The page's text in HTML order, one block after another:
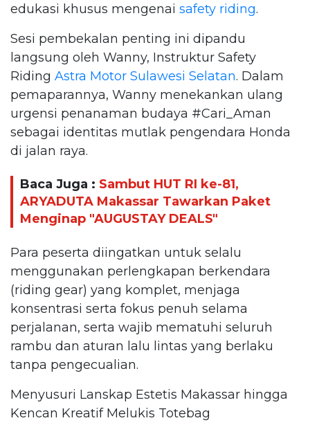
edukasi khusus mengenai safety riding.
Sesi pembekalan penting ini dipandu
langsung oleh Wanny, Instruktur Safety
Riding Astra Motor Sulawesi Selatan. Dalam
pemaparannya, Wanny menekankan ulang
urgensi penanaman budaya #Cari_Aman
sebagai identitas mutlak pengendara Honda
di jalan raya.
Baca Juga : Sambut HUT RI ke-81,
ARYADUTA Makassar Tawarkan Paket
Menginap "AUGUSTAY DEALS"
Para peserta diingatkan untuk selalu
menggunakan perlengkapan berkendara
(riding gear) yang komplet, menjaga
konsentrasi serta fokus penuh selama
perjalanan, serta wajib mematuhi seluruh
rambu dan aturan lalu lintas yang berlaku
tanpa pengecualian.
Menyusuri Lanskap Estetis Makassar hingga
Kencan Kreatif Melukis Totebag